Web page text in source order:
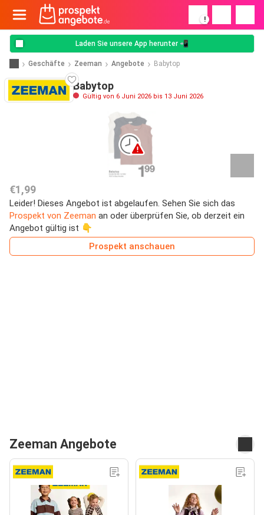
!
Laden Sie unsere App herunter 📲
Geschäfte Zeeman Angebote Babytop
Babytop
Gültig von 6 Juni 2026 bis 13 Juni 2026
€1,99
Leider! Dieses Angebot ist abgelaufen. Sehen Sie sich das
Prospekt von Zeeman an oder überprüfen Sie, ob derzeit ein
Angebot gültig ist 👇
Prospekt anschauen
Zeeman Angebote